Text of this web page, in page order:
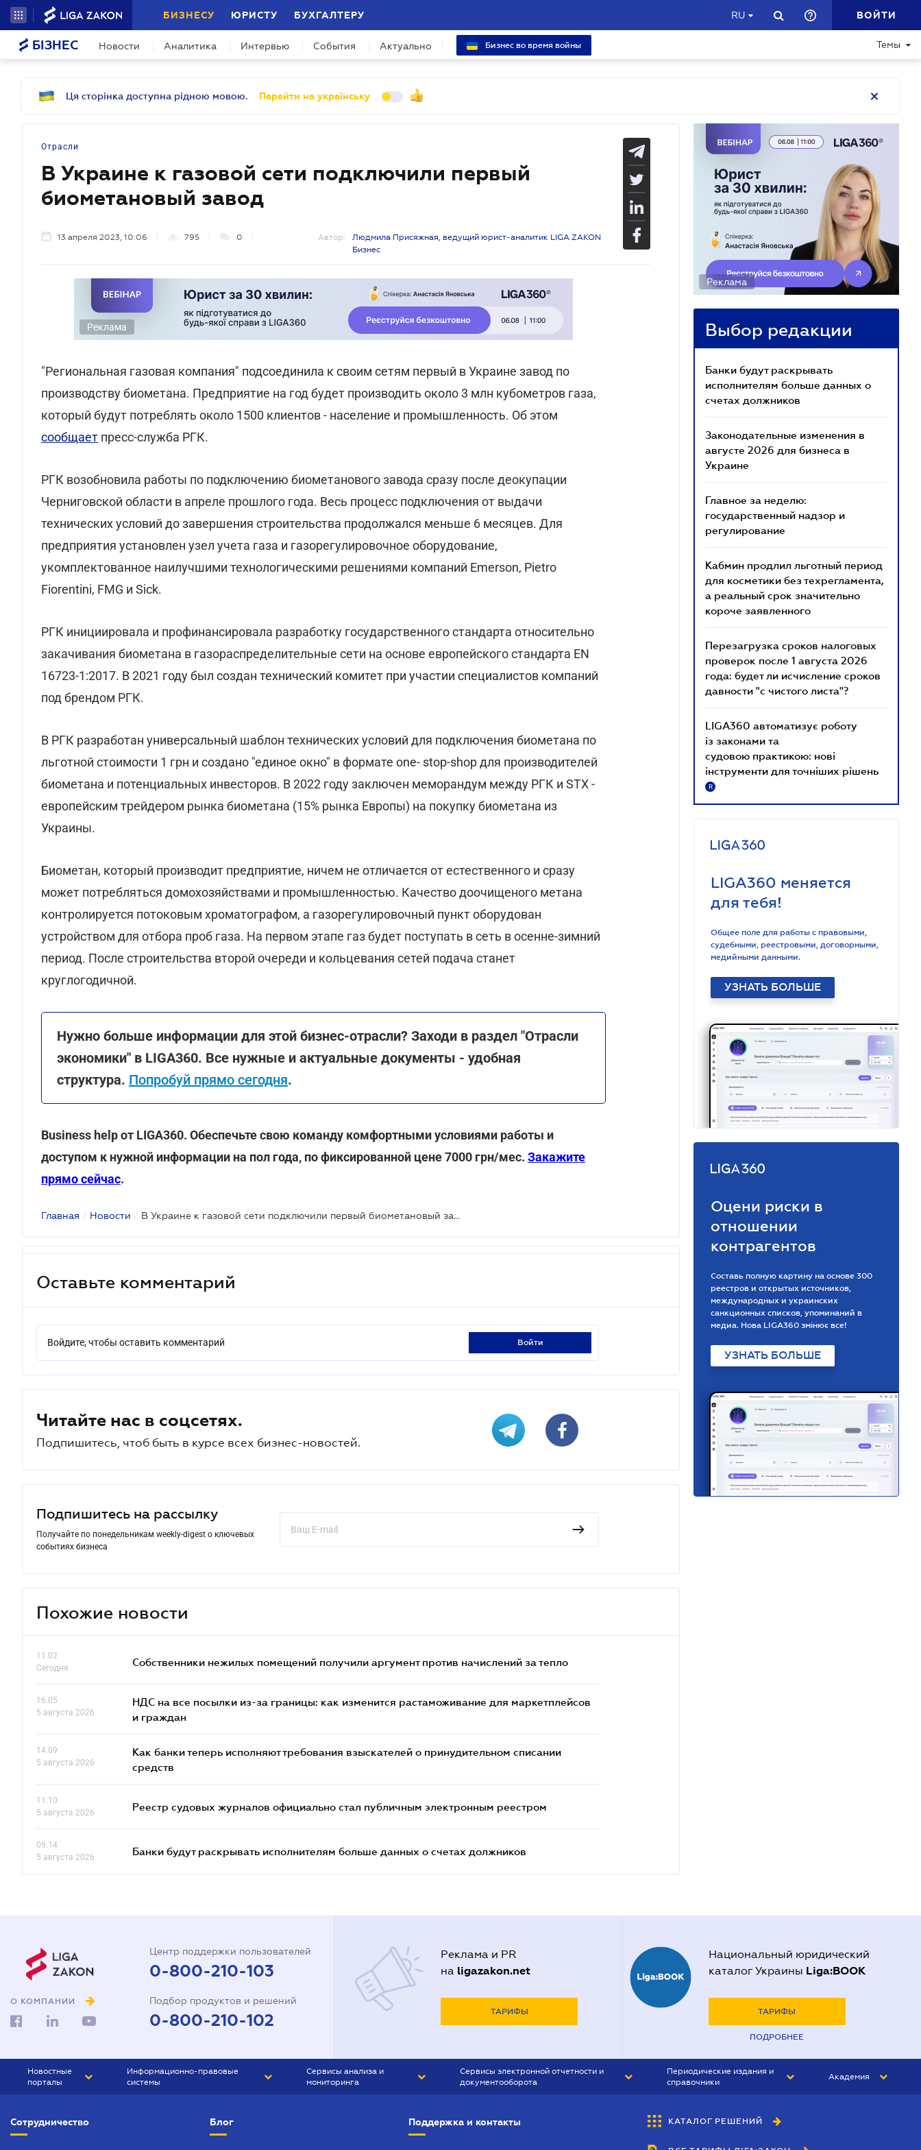
БИЗНЕСУ ЮРИСТУ БУХГАЛТЕРУ RU ВОЙТИ
БІЗНЕС Новости Аналитика Интервью События Актуально Бизнес во время войны Темы
Ця сторінка доступна рідною мовою. Перейти на українську
Отрасли
В Украине к газовой сети подключили первый
биометановый завод
13 апреля 2023, 10:06 795 0 Автор:
Людмила Присяжная, ведущий юрист-аналитик LIGA ZAKON
Бизнес
Реклама
"Региональная газовая компания" подсоединила к своим сетям первый в Украине завод по
производству биометана. Предприятие на год будет производить около 3 млн кубометров газа,
который будут потреблять около 1500 клиентов - население и промышленность. Об этом
сообщает пресс-служба РГК.
РГК возобновила работы по подключению биометанового завода сразу после деокупации
Черниговской области в апреле прошлого года. Весь процесс подключения от выдачи
технических условий до завершения строительства продолжался меньше 6 месяцев. Для
предприятия установлен узел учета газа и газорегулировочное оборудование,
укомплектованное наилучшими технологическими решениями компаний Emerson, Pietro
Fiorentini, FMG и Sick.
РГК инициировала и профинансировала разработку государственного стандарта относительно
закачивания биометана в газораспределительные сети на основе европейского стандарта EN
16723-1:2017. В 2021 году был создан технический комитет при участии специалистов компаний
под брендом РГК.
В РГК разработан универсальный шаблон технических условий для подключения биометана по
льготной стоимости 1 грн и создано "единое окно" в формате one- stop-shop для производителей
биометана и потенциальных инвесторов. В 2022 году заключен меморандум между РГК и STX -
европейским трейдером рынка биометана (15% рынка Европы) на покупку биометана из
Украины.
Биометан, который производит предприятие, ничем не отличается от естественного и сразу
может потребляться домохозяйствами и промышленностью. Качество доочищеного метана
контролируется потоковым хроматографом, а газорегулировочный пункт оборудован
устройством для отбора проб газа. На первом этапе газ будет поступать в сеть в осенне-зимний
период. После строительства второй очереди и кольцевания сетей подача станет
круглогодичной.
Нужно больше информации для этой бизнес-отрасли? Заходи в раздел "Отрасли
экономики" в LIGA360. Все нужные и актуальные документы - удобная
структура. Попробуй прямо сегодня.
Business help от LIGA360. Обеспечьте свою команду комфортными условиями работы и
доступом к нужной информации на пол года, по фиксированной цене 7000 грн/мес. Закажите
прямо сейчас.
Главная / Новости / В Украине к газовой сети подключили первый биометановый завод
Оставьте комментарий
Войдите, чтобы оставить комментарий войти
Читайте нас в соцсетях.
Подпишитесь, чтоб быть в курсе всех бизнес-новостей.
Подпишитесь на рассылку
Получайте по понедельникам weekly-digest о ключевых
событиях бизнеса
Похожие новости
11.02
Сегодня
Собственники нежилых помещений получили аргумент против начислений за тепло
16.05
5 августа 2026
НДС на все посылки из-за границы: как изменится растаможивание для маркетплейсов
и граждан
14.09
5 августа 2026
Как банки теперь исполняют требования взыскателей о принудительном списании
средств
11.10
5 августа 2026
Реестр судовых журналов официально стал публичным электронным реестром
09.14
5 августа 2026
Банки будут раскрывать исполнителям больше данных о счетах должников
Реклама
Выбор редакции
Банки будут раскрывать
исполнителям больше данных о
счетах должников
Законодательные изменения в
августе 2026 для бизнеса в
Украине
Главное за неделю:
государственный надзор и
регулирование
Кабмин продлил льготный период
для косметики без техрегламента,
а реальный срок значительно
короче заявленного
Перезагрузка сроков налоговых
проверок после 1 августа 2026
года: будет ли исчисление сроков
давности "с чистого листа"?
LIGA360 автоматизує роботу
із законами та
судовою практикою: нові
інструменти для точніших рішень
R
LIGA360 меняется
для тебя!
Общее поле для работы с правовыми,
судебными, реестровыми, договорными,
медийными данными.
УЗНАТЬ БОЛЬШЕ
Оцени риски в
отношении
контрагентов
Составь полную картину на основе 300
реестров и открытых источников,
международных и украинских
санкционных списков, упоминаний в
медиа. Нова LIGA360 змінює все!
УЗНАТЬ БОЛЬШЕ
О КОМПАНИИ
Центр поддержки пользователей
0-800-210-103
Подбор продуктов и решений
0-800-210-102
Реклама и PR
на ligazakon.net
ТАРИФЫ
Национальный юридический
каталог Украины Liga:BOOK
ТАРИФЫ
ПОДРОБНЕЕ
Новостные
порталы
БИЗНЕС
Информационно-правовые
системы
Сервисы анализа и
мониторинга
Сервисы электронной отчетности и
документооборота
Периодические издания и
справочники
БУХГАЛТЕР&ЗАКОН
Академия
Сотрудничество Блог Поддержка и контакты КАТАЛОГ РЕШЕНИЙ